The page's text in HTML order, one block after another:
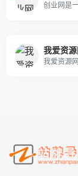
创业网是
我爱资源